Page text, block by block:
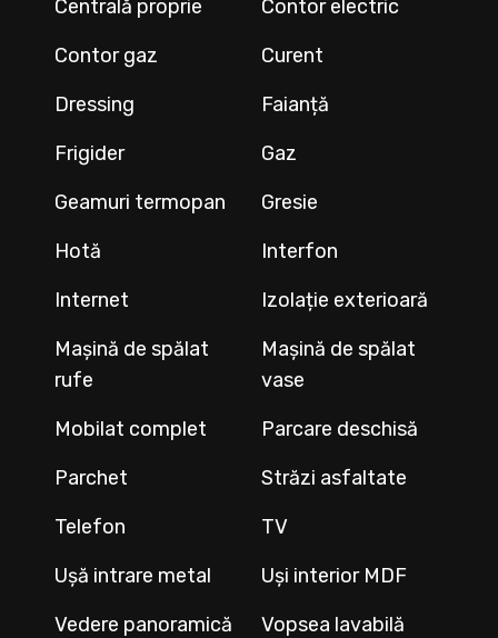
Centrală proprie
Contor electric
Contor gaz
Curent
Dressing
Faianță
Frigider
Gaz
Geamuri termopan
Gresie
Hotă
Interfon
Internet
Izolație exterioară
Mașină de spălat
rufe
Mașină de spălat
vase
Mobilat complet
Parcare deschisă
Parchet
Străzi asfaltate
Telefon
TV
Ușă intrare metal
Uși interior MDF
Vedere panoramică
Vopsea lavabilă